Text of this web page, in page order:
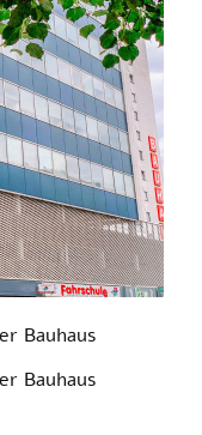
Bauhaus
Bauhaus